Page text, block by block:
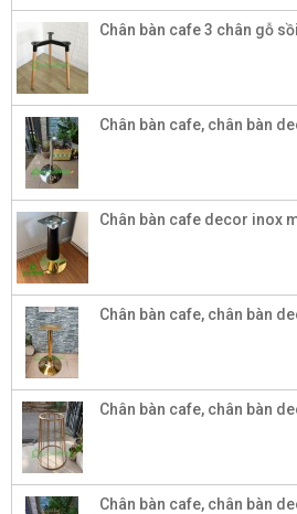
Chân bàn cafe 3 chân gỗ
Chân bàn cafe, chân bàn
Chân bàn cafe decor inox
Chân bàn cafe, chân bàn
Chân bàn cafe, chân bàn
Chân bàn cafe, chân bàn